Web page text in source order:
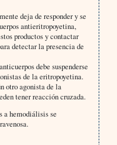
deja de responder y se
antieritropoyetina,
productos y contactar
detectar la presencia de
debe suspenderse
de la eritropoyetina.
otro agonista de la
tener reacción cruzada.
a hemodiálisis se